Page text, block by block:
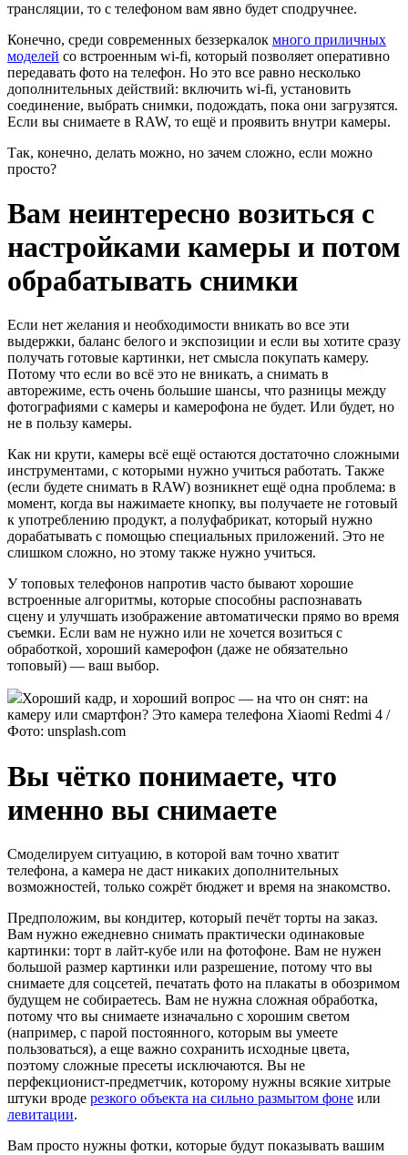
трансляции, то с телефоном вам явно будет сподручнее.
Конечно, среди современных беззеркалок много приличных
моделей со встроенным wi-fi, который позволяет оперативно
передавать фото на телефон. Но это все равно несколько
дополнительных действий: включить wi-fi, установить
соединение, выбрать снимки, подождать, пока они загрузятся.
Если вы снимаете в RAW, то ещё и проявить внутри камеры.
Так, конечно, делать можно, но зачем сложно, если можно
просто?
Вам неинтересно возиться с
настройками камеры и потом
обрабатывать снимки
Если нет желания и необходимости вникать во все эти
выдержки, баланс белого и экспозиции и если вы хотите сразу
получать готовые картинки, нет смысла покупать камеру.
Потому что если во всё это не вникать, а снимать в
авторежиме, есть очень большие шансы, что разницы между
фотографиями с камеры и камерофона не будет. Или будет, но
не в пользу камеры.
Как ни крути, камеры всё ещё остаются достаточно сложными
инструментами, с которыми нужно учиться работать. Также
(если будете снимать в RAW) возникнет ещё одна проблема: в
момент, когда вы нажимаете кнопку, вы получаете не готовый
к употреблению продукт, а полуфабрикат, который нужно
дорабатывать с помощью специальных приложений. Это не
слишком сложно, но этому также нужно учиться.
У топовых телефонов напротив часто бывают хорошие
встроенные алгоритмы, которые способны распознавать
сцену и улучшать изображение автоматически прямо во время
съемки. Если вам не нужно или не хочется возиться с
обработкой, хороший камерофон (даже не обязательно
топовый) — ваш выбор.
Хороший кадр, и хороший вопрос — на что он снят: на
камеру или смартфон? Это камера телефона Xiaomi Redmi 4 /
Фото: unsplash.com
Вы чётко понимаете, что
именно вы снимаете
Смоделируем ситуацию, в которой вам точно хватит
телефона, а камера не даст никаких дополнительных
возможностей, только сожрёт бюджет и время на знакомство.
Предположим, вы кондитер, который печёт торты на заказ.
Вам нужно ежедневно снимать практически одинаковые
картинки: торт в лайт-кубе или на фотофоне. Вам не нужен
большой размер картинки или разрешение, потому что вы
снимаете для соцсетей, печатать фото на плакаты в обозримом
будущем не собираетесь. Вам не нужна сложная обработка,
потому что вы снимаете изначально с хорошим светом
(например, с парой постоянного, которым вы умеете
пользоваться), а еще важно сохранить исходные цвета,
поэтому сложные пресеты исключаются. Вы не
перфекционист-предметчик, которому нужны всякие хитрые
штуки вроде резкого объекта на сильно размытом фоне или
левитации.
Вам просто нужны фотки, которые будут показывать вашим